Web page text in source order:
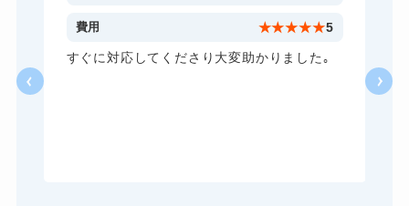
11,000円～(税込)
8,800円～(税込)
10,780円～(税込)
費用 ★★★★★5
すぐに対応してくださり大変助かりました｡